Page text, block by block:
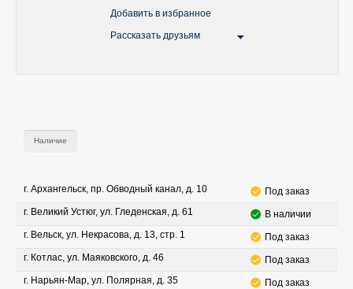
Добавить в избранное
Рассказать друзьям
Наличие
г. Архангельск, пр. Обводный канал, д. 10
Под заказ
г. Великий Устюг, ул. Гледенская, д. 61
В наличии
г. Вельск, ул. Некрасова, д. 13, стр. 1
Под заказ
г. Котлас, ул. Маяковского, д. 46
Под заказ
г. Нарьян-Мар, ул. Полярная, д. 35
Под заказ